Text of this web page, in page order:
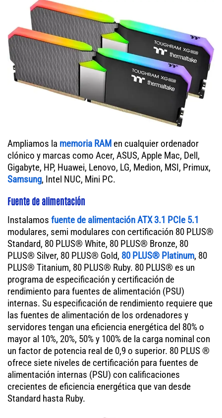
Ampliamos la memoria RAM en cualquier ordenador
clónico y marcas como Acer, ASUS, Apple Mac, Dell,
Gigabyte, HP, Huawei, Lenovo, LG, Medion, MSI, Primux,
Samsung, Intel NUC, Mini PC.
Fuente de alimentación
Instalamos fuente de alimentación ATX 3.1 PCIe 5.1
modulares, semi modulares con certificación 80 PLUS®
Standard, 80 PLUS® White, 80 PLUS® Bronze, 80
PLUS® Silver, 80 PLUS® Gold, 80 PLUS® Platinum, 80
PLUS® Titanium, 80 PLUS® Ruby. 80 PLUS® es un
programa de especificación y certificación de
rendimiento para fuentes de alimentación (PSU)
internas. Su especificación de rendimiento requiere que
las fuentes de alimentación de los ordenadores y
servidores tengan una eficiencia energética del 80% o
mayor al 10%, 20%, 50% y 100% de la carga nominal con
un factor de potencia real de 0,9 o superior. 80 PLUS ®
ofrece siete niveles de certificación para fuentes de
alimentación internas (PSU) con calificaciones
crecientes de eficiencia energética que van desde
Standard hasta Ruby.